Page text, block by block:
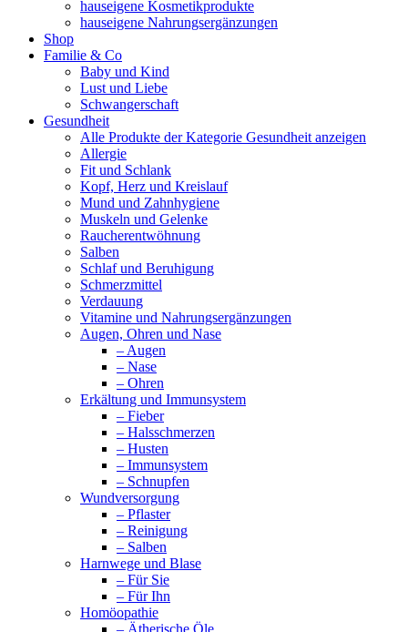
hauseigene Kosmetikprodukte
hauseigene Nahrungsergänzungen
Shop
Familie & Co
Baby und Kind
Lust und Liebe
Schwangerschaft
Gesundheit
Alle Produkte der Kategorie Gesundheit anzeigen
Allergie
Fit und Schlank
Kopf, Herz und Kreislauf
Mund und Zahnhygiene
Muskeln und Gelenke
Raucherentwöhnung
Salben
Schlaf und Beruhigung
Schmerzmittel
Verdauung
Vitamine und Nahrungsergänzungen
Augen, Ohren und Nase
– Augen
– Nase
– Ohren
Erkältung und Immunsystem
– Fieber
– Halsschmerzen
– Husten
– Immunsystem
– Schnupfen
Wundversorgung
– Pflaster
– Reinigung
– Salben
Harnwege und Blase
– Für Sie
– Für Ihn
Homöopathie
– Ätherische Öle